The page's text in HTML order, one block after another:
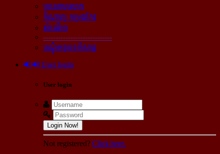
ប្រលោមលោក
កំណាព្យ កម្រងកែវ
សំណើច
----------------------------
បណ្ដុំអត្ថបទកំសាន្ដ
User login
User login
Login Now!
Not registered? Click here.